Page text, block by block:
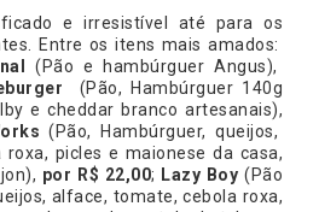
e irresistível até para os
Entre os itens mais amados:
(Pão e hambúrguer Angus),
(Pão, Hambúrguer 140g
e cheddar branco artesanais),
(Pão, Hambúrguer, queijos,
picles e maionese da casa,
por R$ 22,00; Lazy Boy (Pão
alface, tomate, cebola roxa,